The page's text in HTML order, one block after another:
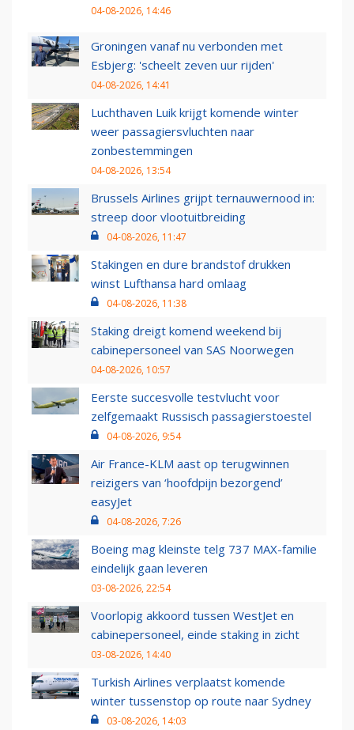
04-08-2026, 14:46
Groningen vanaf nu verbonden met
Esbjerg: 'scheelt zeven uur rijden'
04-08-2026, 14:41
Luchthaven Luik krijgt komende winter
weer passagiersvluchten naar
zonbestemmingen
04-08-2026, 13:54
Brussels Airlines grijpt ternauwernood in:
streep door vlootuitbreiding
04-08-2026, 11:47
Stakingen en dure brandstof drukken
winst Lufthansa hard omlaag
04-08-2026, 11:38
Staking dreigt komend weekend bij
cabinepersoneel van SAS Noorwegen
04-08-2026, 10:57
Eerste succesvolle testvlucht voor
zelfgemaakt Russisch passagierstoestel
04-08-2026, 9:54
Air France-KLM aast op terugwinnen
reizigers van ‘hoofdpijn bezorgend’
easyJet
04-08-2026, 7:26
Boeing mag kleinste telg 737 MAX-familie
eindelijk gaan leveren
03-08-2026, 22:54
Voorlopig akkoord tussen WestJet en
cabinepersoneel, einde staking in zicht
03-08-2026, 14:40
Turkish Airlines verplaatst komende
winter tussenstop op route naar Sydney
03-08-2026, 14:03